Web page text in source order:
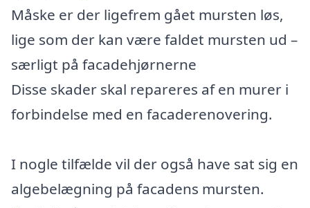
Måske er der ligefrem gået mursten løs,
lige som der kan være faldet mursten ud –
særligt på facadehjørnerne
Disse skader skal repareres af en murer i
forbindelse med en facaderenovering.
I nogle tilfælde vil der også have sat sig en
algebelægning på facadens mursten.